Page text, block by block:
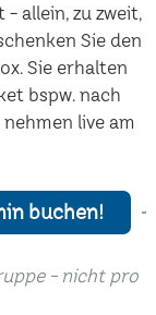
allein, zu zweit,
Sie den
Sie erhalten
bspw. nach
live am
buchen!
- nicht pro